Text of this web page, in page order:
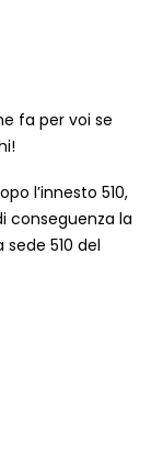
fa per voi se
l’innesto 510,
conseguenza la
510 del